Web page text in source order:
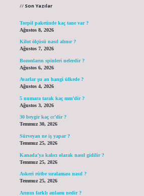
Son Yazılar
Torpil paketinde kaç tane var ?
Ağustos 8, 2026
Kilot ölçüsü nasıl alınır ?
Ağustos 7, 2026
Bozonların spinleri nelerdir ?
Ağustos 6, 2026
Avarlar şu an hangi ülkede ?
Ağustos 4, 2026
5 numara tarak kaç mm’dir ?
Ağustos 3, 2026
30 beygir kaç cc’dir ?
Temmuz 30, 2026
Sürveyan ne iş yapar ?
Temmuz 25, 2026
Kanada’ya kalıcı olarak nasıl gidilir ?
Temmuz 25, 2026
Askeri rütbe sıralaması nasıl ?
Temmuz 25, 2026
Arının farklı anlamı nedir ?